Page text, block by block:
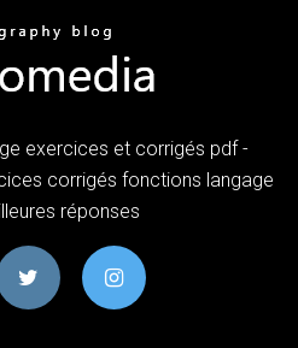
exercices et corrigés pdf -
corrigés fonctions langage
réponses